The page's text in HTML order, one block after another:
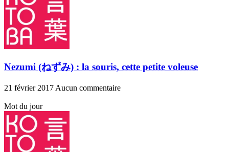
Nezumi (ねずみ) : la souris, cette petite voleuse
21 février 2017 Aucun commentaire
Mot du jour